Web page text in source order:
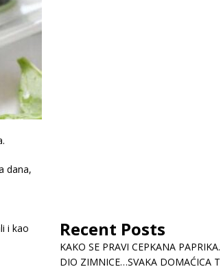
dana,
i kao
Recent Posts
KAKO SE PRAVI CEPKANA
DIO ZIMNICE…SVAKA DOMAĆICA